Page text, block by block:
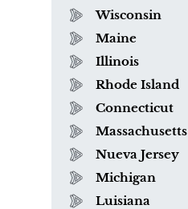
Wisconsin
Maine
Illinois
Rhode Island
Connecticut
Massachusetts
Nueva Jersey
Michigan
Luisiana